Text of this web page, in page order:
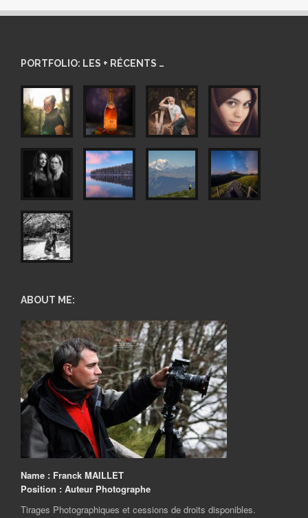
PORTFOLIO: LES + RÉCENTS …
ABOUT ME:
Name : Franck MAILLET
Position : Auteur Photographe
Tirages Photographiques et cessions de droits disponibles.